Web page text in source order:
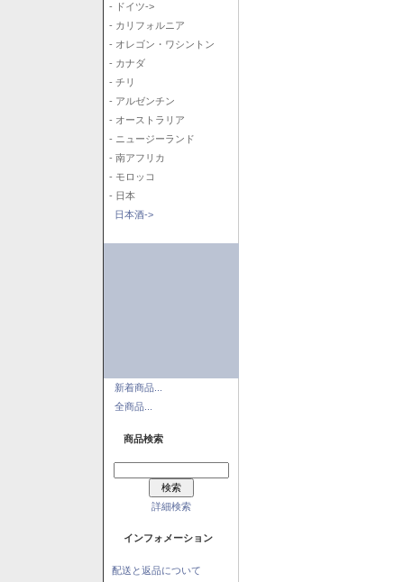
- ドイツ->
- カリフォルニア
- オレゴン・ワシントン
- カナダ
- チリ
- アルゼンチン
- オーストラリア
- ニュージーランド
- 南アフリカ
- モロッコ
- 日本
日本酒->
新着商品...
全商品...
商品検索
詳細検索
インフォメーション
配送と返品について